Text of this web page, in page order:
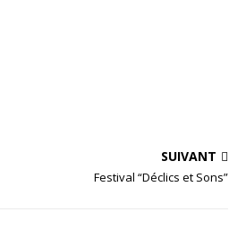
SUIVANT
Festival “Déclics et Sons”